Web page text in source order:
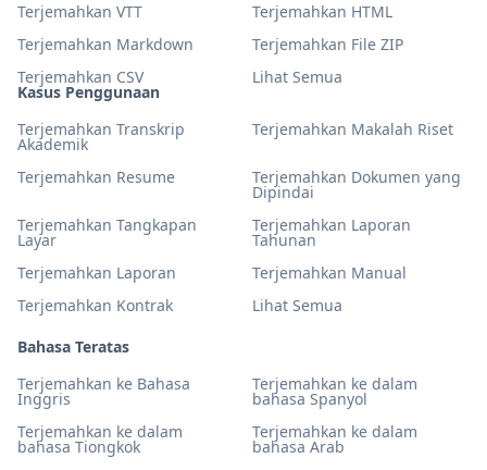
Kasus Penggunaan
Terjemahkan Transkrip
Akademik
Terjemahkan Makalah Riset
Terjemahkan Resume Terjemahkan Dokumen yang
Dipindai
Terjemahkan Tangkapan
Layar
Terjemahkan Laporan
Tahunan
Terjemahkan Laporan
Terjemahkan Manual
Terjemahkan Kontrak
Lihat Semua
Bahasa Teratas
Terjemahkan ke Bahasa
Inggris
Terjemahkan ke dalam
bahasa Spanyol
Terjemahkan ke dalam
bahasa Tiongkok
Terjemahkan ke dalam
bahasa Arab
Terjemahkan VTT
Terjemahkan HTML
Terjemahkan Markdown
Terjemahkan File ZIP
Terjemahkan CSV
Lihat Semua